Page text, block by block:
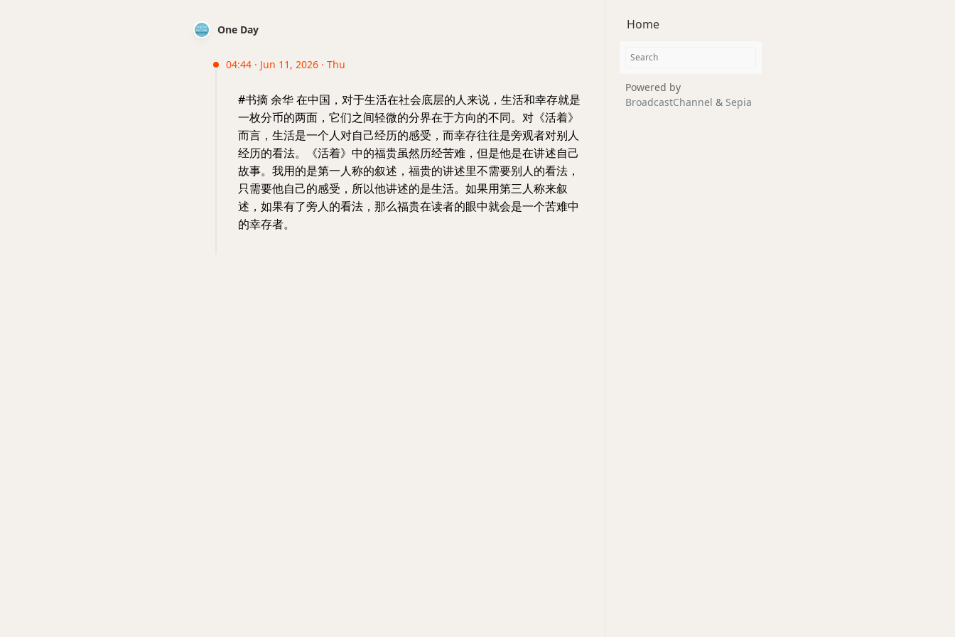
One Day
04:44 · Jun 11, 2026 · Thu
#书摘 余华 在中国，对于生活在社会底层的人来说，生活和幸存就是
一枚分币的两面，它们之间轻微的分界在于方向的不同。对《活着》
而言，生活是一个人对自己经历的感受，而幸存往往是旁观者对别人
经历的看法。《活着》中的福贵虽然历经苦难，但是他是在讲述自己
故事。我用的是第一人称的叙述，福贵的讲述里不需要别人的看法，
只需要他自己的感受，所以他讲述的是生活。如果用第三人称来叙
述，如果有了旁人的看法，那么福贵在读者的眼中就会是一个苦难中
的幸存者。
Home
Powered by
BroadcastChannel & Sepia